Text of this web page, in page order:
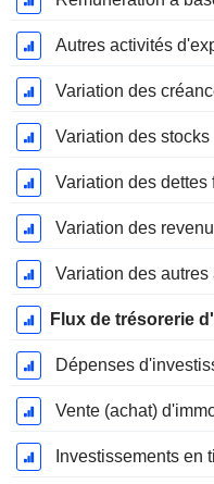
Autres activités
Variation des
Variation des stocks
Variation des dettes
Variation des
Variation des
Flux de trésorerie
Dépenses
Vente (achat)